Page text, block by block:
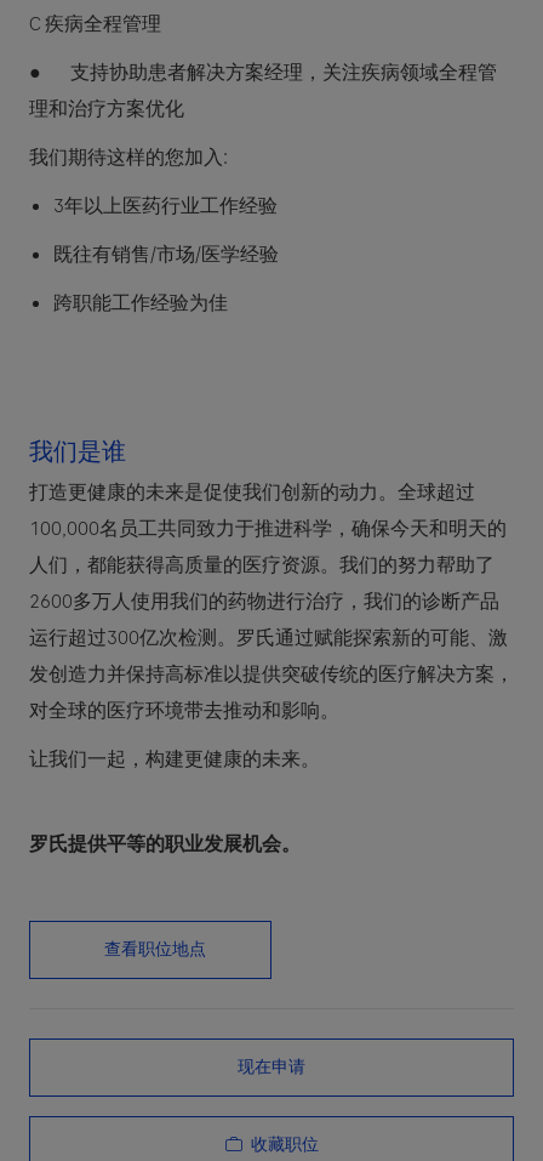
C 疾病全程管理
● 支持协助患者解决方案经理，关注疾病领域全程管
理和治疗方案优化
我们期待这样的您加入:
3年以上医药行业工作经验
既往有销售/市场/医学经验
跨职能工作经验为佳
我们是谁
打造更健康的未来是促使我们创新的动力。全球超过
100,000名员工共同致力于推进科学，确保今天和明天的
人们，都能获得高质量的医疗资源。我们的努力帮助了
2600多万人使用我们的药物进行治疗，我们的诊断产品
运行超过300亿次检测。罗氏通过赋能探索新的可能、激
发创造力并保持高标准以提供突破传统的医疗解决方案，
对全球的医疗环境带去推动和影响。
让我们一起，构建更健康的未来。
罗氏提供平等的职业发展机会。
查看职位地点
现在申请
收藏职位